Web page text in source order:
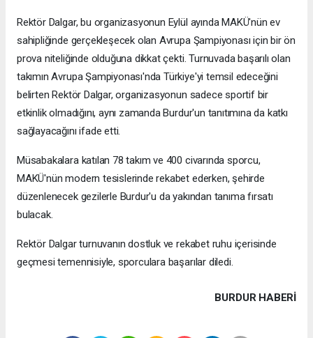
Rektör Dalgar, bu organizasyonun Eylül ayında MAKÜ'nün ev
sahipliğinde gerçekleşecek olan Avrupa Şampiyonası için bir ön
prova niteliğinde olduğuna dikkat çekti. Turnuvada başarılı olan
takımın Avrupa Şampiyonası'nda Türkiye'yi temsil edeceğini
belirten Rektör Dalgar, organizasyonun sadece sportif bir
etkinlik olmadığını, aynı zamanda Burdur'un tanıtımına da katkı
sağlayacağını ifade etti.
Müsabakalara katılan 78 takım ve 400 civarında sporcu,
MAKÜ'nün modern tesislerinde rekabet ederken, şehirde
düzenlenecek gezilerle Burdur'u da yakından tanıma fırsatı
bulacak.
Rektör Dalgar turnuvanın dostluk ve rekabet ruhu içerisinde
geçmesi temennisiyle, sporculara başarılar diledi.
BURDUR HABERİ